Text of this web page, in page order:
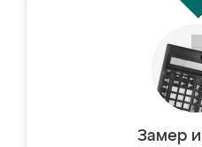
Замер